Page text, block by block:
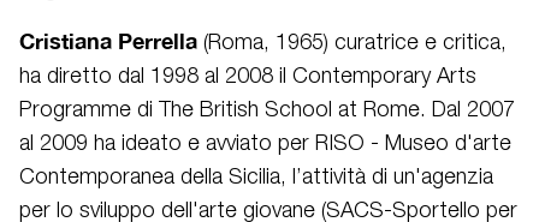
Cristiana Perrella (Roma, 1965) curatrice e critica,
ha diretto dal 1998 al 2008 il Contemporary Arts
Programme di The British School at Rome. Dal 2007
al 2009 ha ideato e avviato per RISO - Museo d'arte
Contemporanea della Sicilia, l’attività di un'agenzia
per lo sviluppo dell'arte giovane (SACS-Sportello per